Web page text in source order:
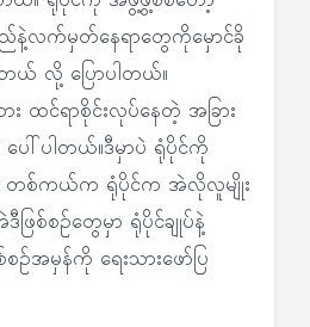
ည်နဲ့လက်မှတ်နေရာတွေကိုမှောင်ခို
ယ် လို့ ပြောပါတယ်။
း ထင်ရာစိုင်းလုပ်နေတဲ့ အခြား
ေါ်ပါတယ်။ဒီမှာပဲ ရုံပိုင်ကို
။ တစ်ကယ်က ရုံပိုင်က အဲလိုလူမျိုး
ဖြစ်စဉ်တွေမှာ ရုံပိုင်ချုပ်နဲ့
ဉ်အမှန်ကို ရေးသားဖော်ပြ